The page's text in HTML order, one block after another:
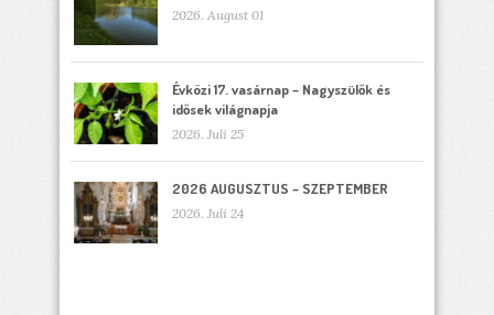
2026. August 01
Évközi 17. vasárnap – Nagyszülők és
idősek világnapja
2026. Juli 25
2026 AUGUSZTUS – SZEPTEMBER
2026. Juli 24